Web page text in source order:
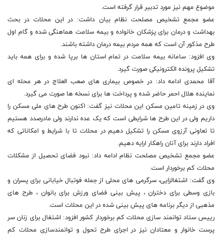
موضوع مهم نیز مورد تدبیر قرار گرفته است.
عضو مجمع تشخیص مصلحت نظام بیان داشت: در این محلات در بحث
بهداشت و درمان برای پزشکان خانواده و بیمه سلامت هماهنگی شده و گام اول
طرح مذکور آن است که همه مردم بیمه درمان داشته باشند.
وی افزود: سامانه بیمه سلامت در تمام استان ها برپا شده و برای همه باید
تشکیل پرونده الکترونیکی صورت گیرد.
آقا محمدی ادامه داد: در خصوص بیماری های صعب العلاج در هر محله ای
نماینده هلال احمر حاضر شده و پرداخت ها برای نسخه ها صورت می گیرد.
وی در زمینه تامین مسکن این محلات نیز گفت: اکنون طرح های ملی مسکن را
داریم ولی در این طرح ها شرایطی است که یک عده ندارند ولی مادرصدد هستیم
تا تعاونی آرزوی مسکن را تشکیل دهیم در محلات تا با شرایط و امکاناتی که
افراد دارند برای آنان راهکار ارایه دهیم.
عضو مجمع تشخیص مصلحت نظام ادامه داد: نبود فضای تحصیل از مشکلات
محلات کم برخوردار است.
وی گفت: اشتغالزایی، سرگرمی های محلی از جمله فوتبال خیابانی برای پسران و
بازی وسطی برای دختران ، پیش بینی فضای ورزش برای بانوان ، طرح های
مذهبی از دیگر برنامه های پیش بینی شده در این محلات است.
رییس ستاد توانمند سازی محلات کم برخوردار کشور افزود: اشتغال برای زنان سر
پرست خانوار و معتادان نیز در اجرای طرح تحول و توانمندسازی محلات کم